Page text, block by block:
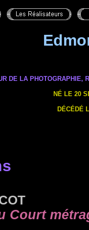
DE LA PHOTOGRAPHIE,
NÉ LE 20
DÉCÉDÉ
Court